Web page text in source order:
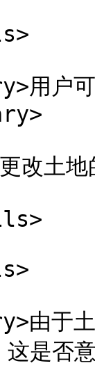
用户
改土
由于
这是否